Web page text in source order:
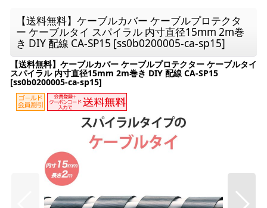
【送料無料】ケーブルカバー ケーブルプロテクタ
ー ケーブルタイ スパイラル 内寸直径15mm 2m巻
き DIY 配線 CA-SP15 [ss0b0200005-ca-sp15]
【送料無料】ケーブルカバー ケーブルプロテクター ケーブルタイ
スパイラル 内寸直径15mm 2m巻き DIY 配線 CA-SP15
[ss0b0200005-ca-sp15]